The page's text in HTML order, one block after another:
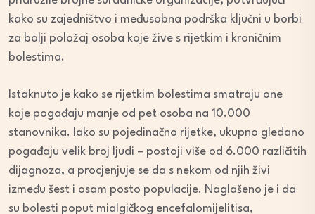
kako su zajedništvo i međusobna podrška ključni u borbi
za bolji položaj osoba koje žive s rijetkim i kroničnim
bolestima.
Istaknuto je kako se rijetkim bolestima smatraju one
koje pogađaju manje od pet osoba na 10.000
stanovnika. Iako su pojedinačno rijetke, ukupno gledano
pogađaju velik broj ljudi – postoji više od 6.000 različitih
dijagnoza, a procjenjuje se da s nekom od njih živi
između šest i osam posto populacije. Naglašeno je i da
su bolesti poput mialgičkog encefalomijelitisa,